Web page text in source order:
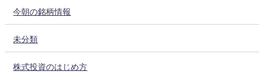
今朝の銘柄情報
未分類
株式投資のはじめ方